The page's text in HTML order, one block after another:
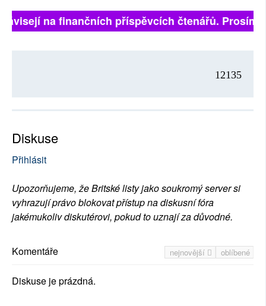
na finančních příspěvcích čtenářů.
12135
Diskuse
Přihlásit
Upozorňujeme, že Britské listy jako soukromý server si
vyhrazují právo blokovat přístup na diskusní fóra
jakémukoliv diskutérovi, pokud to uznají za důvodné.
nejnovější oblíbené
Komentáře
Diskuse je prázdná.